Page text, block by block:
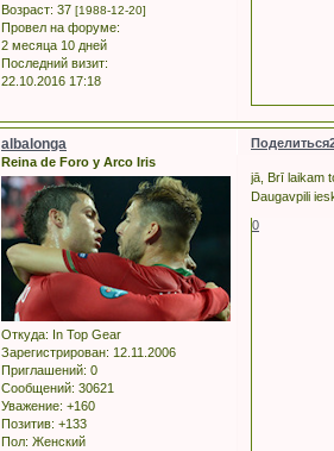
Возраст: 37 [1988-12-20]
Провел на форуме:
2 месяца 10 дней
Последний визит:
22.10.2016 17:18
Поделиться
albalonga
Reina de Foro y Arco Iris
Откуда: In Top Gear
Зарегистрирован: 12.11.2006
Приглашений: 0
Сообщений: 30621
Уважение: +160
Позитив: +133
Пол: Женский
jā, Brī laikam
Daugavpili
0